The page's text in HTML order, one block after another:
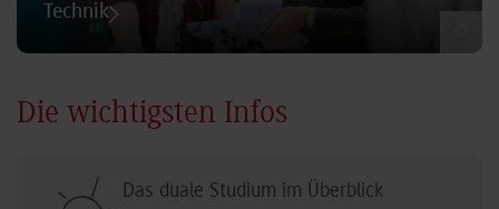
Technik
Die wichtigsten Infos
Das duale Studium im Überblick